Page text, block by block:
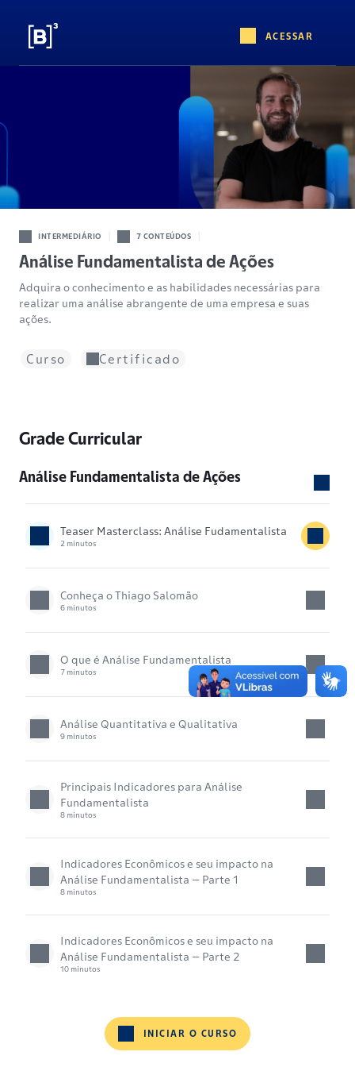
ACESSAR
INTERMEDIÁRIO 7 CONTEÚDOS
Análise Fundamentalista de Ações
Adquira o conhecimento e as habilidades necessárias para
realizar uma análise abrangente de uma empresa e suas
ações.
Curso Certificado
Grade Curricular
Análise Fundamentalista de Ações
Teaser Masterclass: Análise Fudamentalista
2 minutos
Conheça o Thiago Salomão
6 minutos
O que é Análise Fundamentalista
7 minutos
Análise Quantitativa e Qualitativa
9 minutos
Principais Indicadores para Análise
Fundamentalista
8 minutos
Indicadores Econômicos e seu impacto na
Análise Fundamentalista – Parte 1
8 minutos
Indicadores Econômicos e seu impacto na
Análise Fundamentalista – Parte 2
10 minutos
INICIAR O CURSO